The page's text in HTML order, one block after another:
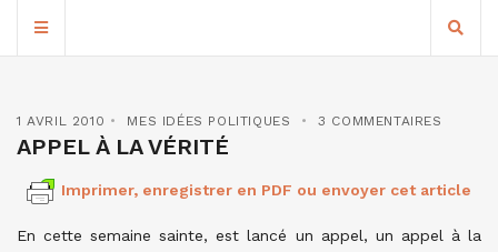
1 AVRIL 2010 MES IDÉES POLITIQUES 3 COMMENTAIRES
APPEL À LA VÉRITÉ
Imprimer, enregistrer en PDF ou envoyer cet article
En cette semaine sainte, est lancé un appel, un appel à la